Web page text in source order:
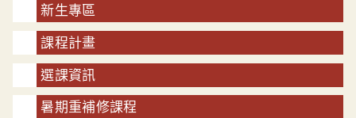
新生專區
課程計畫
選課資訊
暑期重補修課程